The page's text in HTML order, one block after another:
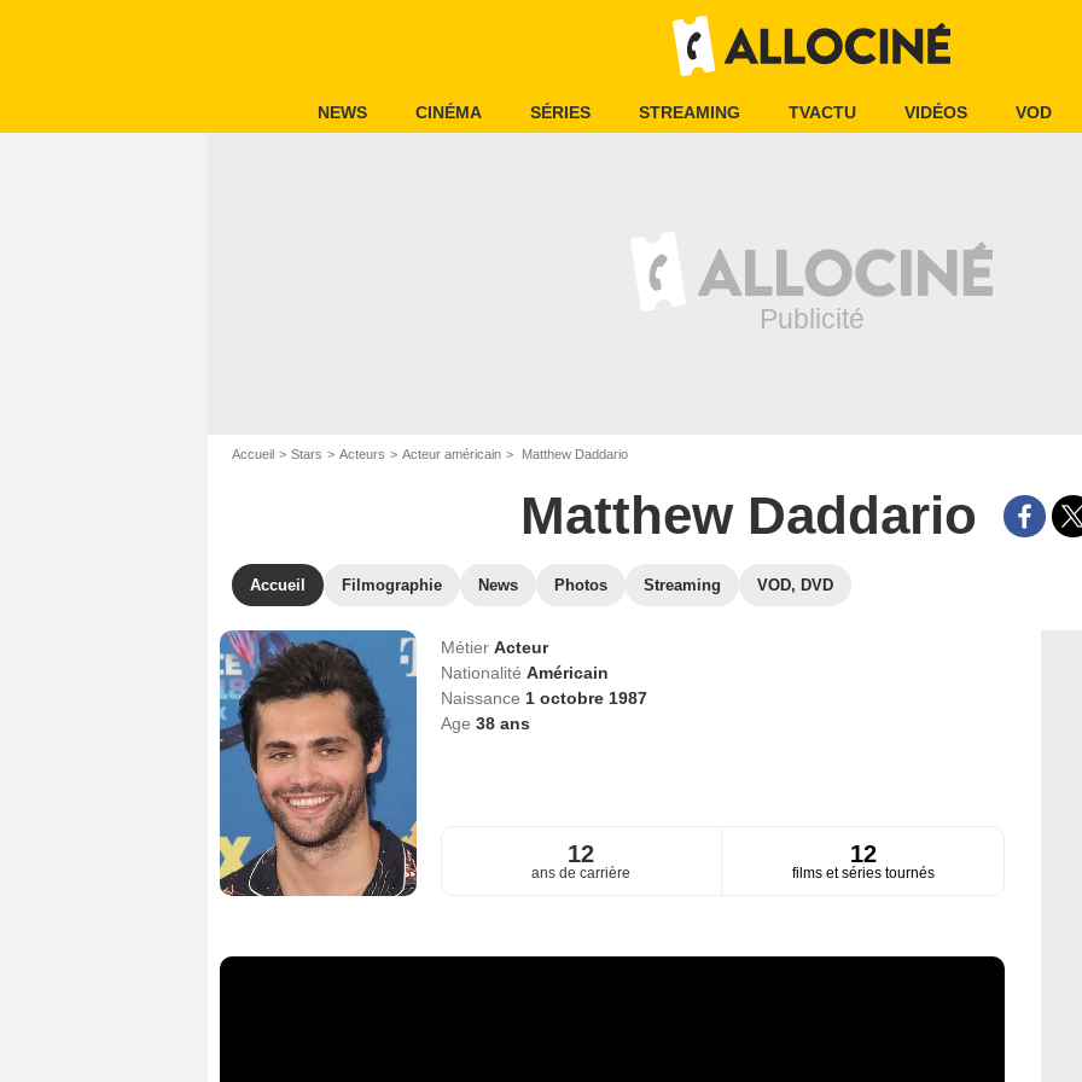
NEWS CINÉMA SÉRIES STREAMING TVACTU VIDÉOS VOD
Accueil Stars Acteurs Acteur américain Matthew Daddario
Matthew Daddario
Accueil Filmographie News Photos Streaming VOD, DVD
Métier Acteur
Nationalité Américain
Naissance 1 octobre 1987
Age 38ans
12
ans de carrière
12
films et séries tournés